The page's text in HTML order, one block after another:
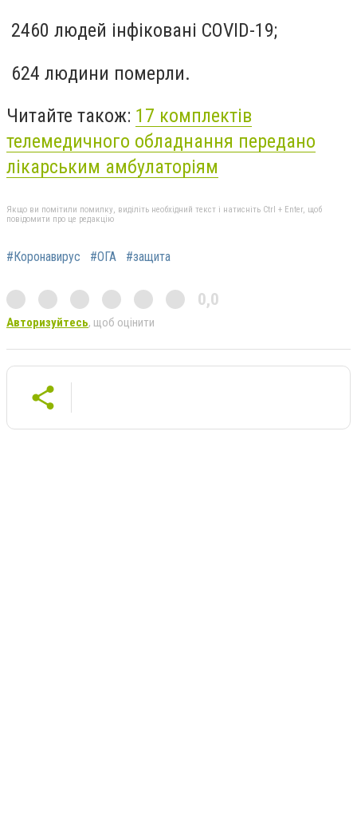
2460 людей інфіковані COVID-19;
624 людини померли.
Читайте також: 17 комплектів
телемедичного обладнання передано
лікарським амбулаторіям
Якщо ви помітили помилку, виділіть необхідний текст і натисніть Ctrl + Enter, щоб
повідомити про це редакцію
#Коронавирус #ОГА #защита
0,0
Авторизуйтесь, щоб оцінити